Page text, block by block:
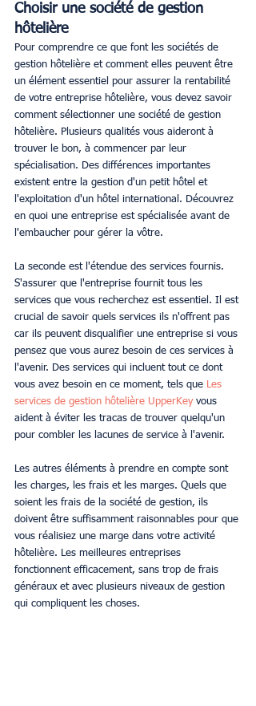
Choisir une société de gestion
hôtelière
Pour comprendre ce que font les sociétés de
gestion hôtelière et comment elles peuvent être
un élément essentiel pour assurer la rentabilité
de votre entreprise hôtelière, vous devez savoir
comment sélectionner une société de gestion
hôtelière. Plusieurs qualités vous aideront à
trouver le bon, à commencer par leur
spécialisation. Des différences importantes
existent entre la gestion d'un petit hôtel et
l'exploitation d'un hôtel international. Découvrez
en quoi une entreprise est spécialisée avant de
l'embaucher pour gérer la vôtre.
La seconde est l'étendue des services fournis.
S'assurer que l'entreprise fournit tous les
services que vous recherchez est essentiel. Il est
crucial de savoir quels services ils n'offrent pas
car ils peuvent disqualifier une entreprise si vous
pensez que vous aurez besoin de ces services à
l'avenir. Des services qui incluent tout ce dont
vous avez besoin en ce moment, tels que Les
services de gestion hôtelière UpperKey vous
aident à éviter les tracas de trouver quelqu'un
pour combler les lacunes de service à l'avenir.
Les autres éléments à prendre en compte sont
les charges, les frais et les marges. Quels que
soient les frais de la société de gestion, ils
doivent être suffisamment raisonnables pour que
vous réalisiez une marge dans votre activité
hôtelière. Les meilleures entreprises
fonctionnent efficacement, sans trop de frais
généraux et avec plusieurs niveaux de gestion
qui compliquent les choses.